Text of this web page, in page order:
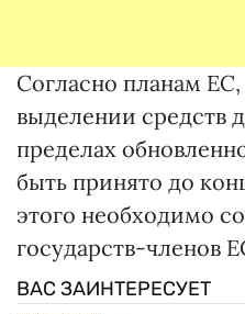
Согласно планам
выделении средств
пределах
быть принято до
этого необходимо
государств-членов
ВАС ЗАИНТЕРЕСУЕТ